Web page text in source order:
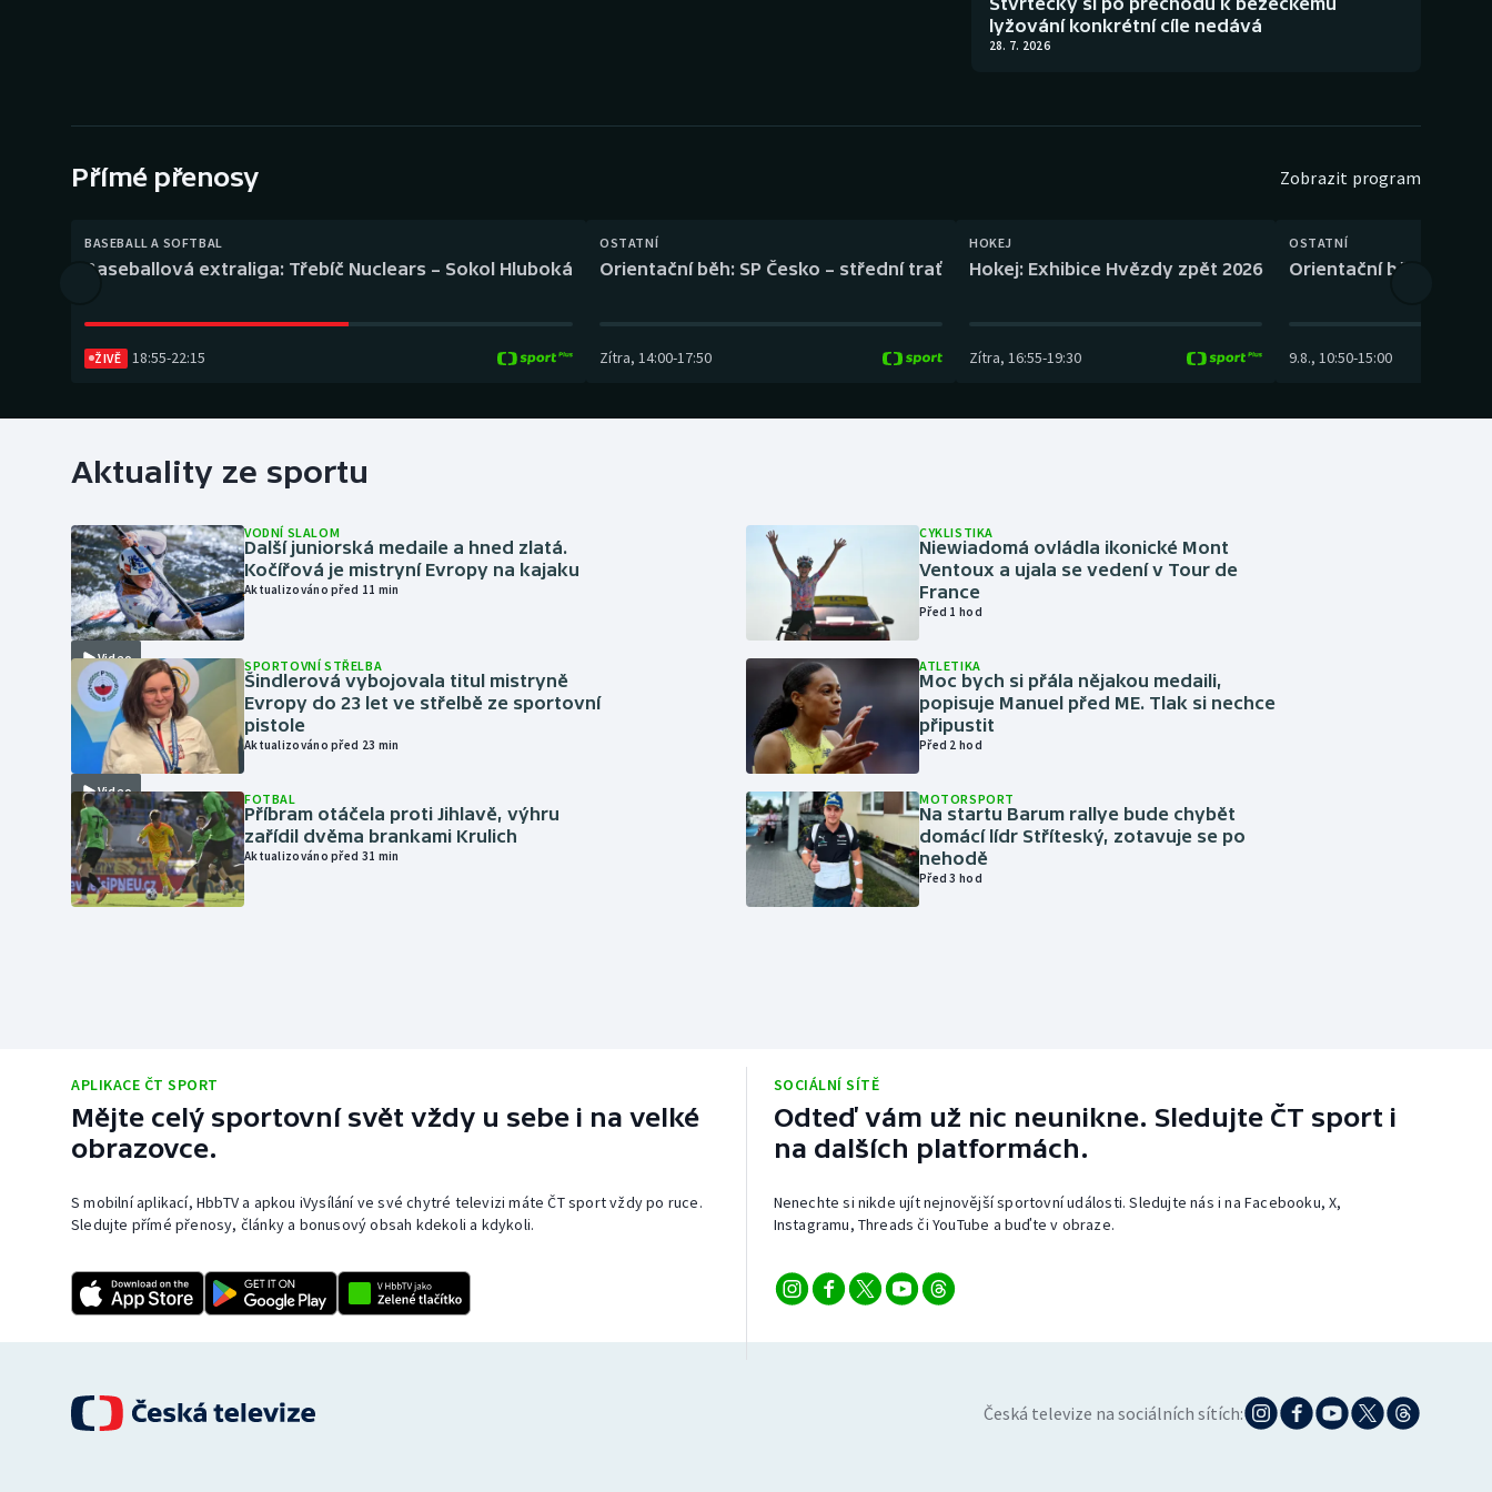
Gymnastika Plážový volejbal
lyžování konkrétní cíle nedává
28. 7. 2026
Přímé přenosy Zobrazit program
BASEBALL A SOFTBAL
Baseballová extraliga: Třebíč Nuclears – Sokol Hluboká
ŽIVĚ 18:55-22:15
OSTATNÍ
Orientační běh: SP Česko – střední trať
Zítra, 14:00-17:50
HOKEJ
Hokej: Exhibice Hvězdy zpět 2026
Zítra, 16:55-19:30
OSTATNÍ
Orientační běh: SP
9.8., 10:50-15:00
Aktuality ze sportu
Video
VODNÍ SLALOM
Další juniorská medaile a hned zlatá.
Kočířová je mistryní Evropy na kajaku
Aktualizováno před 11 min
Video
SPORTOVNÍ STŘELBA
Šindlerová vybojovala titul mistryně
Evropy do 23 let ve střelbě ze sportovní
pistole
Aktualizováno před 23 min
FOTBAL
Příbram otáčela proti Jihlavě, výhru
zařídil dvěma brankami Krulich
Aktualizováno před 31 min
CYKLISTIKA
Niewiadomá ovládla ikonické Mont
Ventoux a ujala se vedení v Tour de
France
Před 1 hod
ATLETIKA
Moc bych si přála nějakou medaili,
popisuje Manuel před ME. Tlak si nechce
připustit
Před 2 hod
MOTORSPORT
Na startu Barum rallye bude chybět
domácí lídr Stříteský, zotavuje se po
nehodě
Před 3 hod
APLIKACE ČT SPORT
Mějte celý sportovní svět vždy u sebe i na velké
obrazovce.
S mobilní aplikací, HbbTV a apkou iVysílání ve své chytré televizi máte ČT sport vždy po ruce.
Sledujte přímé přenosy, články a bonusový obsah kdekoli a kdykoli.
SOCIÁLNÍ SÍTĚ
Odteď vám už nic neunikne. Sledujte ČT sport i
na dalších platformách.
Nenechte si nikde ujít nejnovější sportovní události. Sledujte nás i na Facebooku, X,
Instagramu, Threads či YouTube a buďte v obraze.
Česká televize na sociálních sítích: